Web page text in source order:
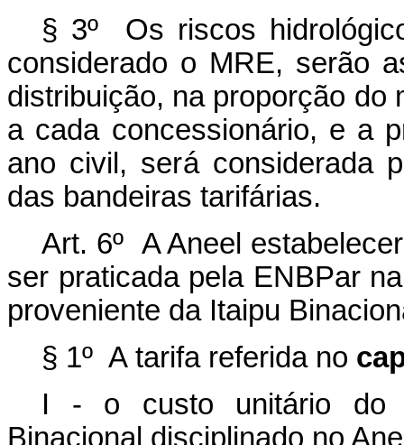
§ 3º Os riscos
considerado o MRE, serão
distribuição, na proporção do
a cada concessionário, e a
ano civil, será considerada
das bandeiras tarifárias.
Art. 6º A Aneel
ser praticada pela ENBPar na
proveniente da Itaipu
§ 1º A tarifa referida no
I - o custo unitário do
Binacional disciplinado no